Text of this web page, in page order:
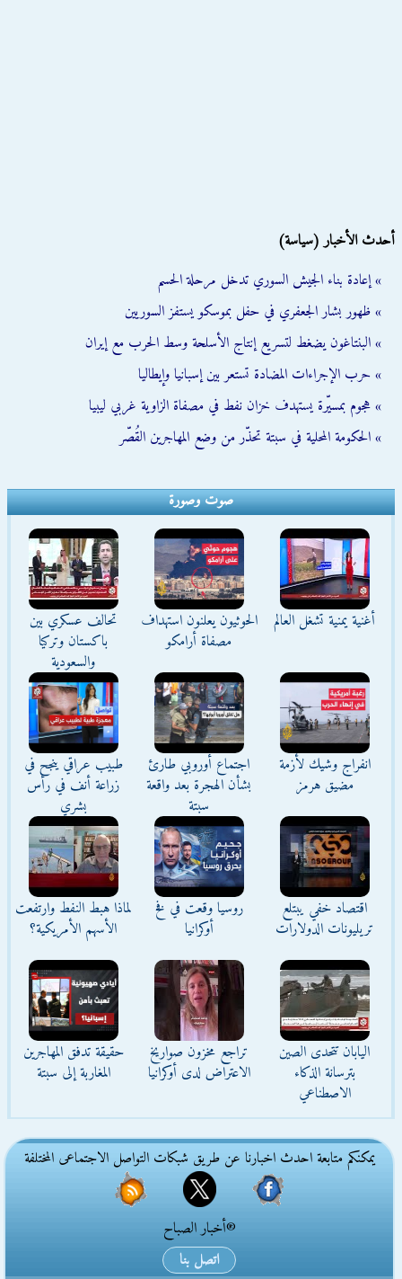
أحدث الأخبار (سياسة)
» إعادة بناء الجيش السوري تدخل مرحلة الحسم
» ظهور بشار الجعفري في حفل بموسكو يستفز السوريين
» البنتاغون يضغط لتسريع إنتاج الأسلحة وسط الحرب مع إيران
» حرب الإجراءات المضادة تستعر بين إسبانيا وإيطاليا
» هجوم بمسيّرة يستهدف خزان نفط في مصفاة الزاوية غربي ليبيا
» الحكومة المحلية في سبتة تحذّر من وضع المهاجرين القُصّر
صوت وصورة
أغنية يمنية تشغل العالم
الحوثيون يعلنون استهداف
مصفاة أرامكو
تحالف عسكري بين
باكستان وتركيا
والسعودية
انفراج وشيك لأزمة
مضيق هرمز
اجتماع أوروبي طارئ
بشأن الهجرة بعد واقعة
سبتة
طبيب عراقي ينجح في
زراعة أنف في رأس
بشري
اقتصاد خفي يبتلع
تريليونات الدولارات
روسيا وقعت في فخ
أوكرانيا
لماذا هبط النفط وارتفعت
الأسهم الأمريكية؟
اليابان تتحدى الصين
بترسانة الذكاء
الاصطناعي
تراجع مخزون صواريخ
الاعتراض لدى أوكرانيا
حقيقة تدفق المهاجرين
المغاربة إلى سبتة
يمكنكم متابعة احدث اخبارنا عن طريق شبكات التواصل الاجتماعى المختلفة
®أخبار الصباح
اتصل بنا